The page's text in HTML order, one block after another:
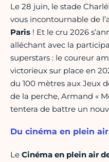
Le 28 juin, le stade
vous incontournable de
Paris ! Et le cru 2026
alléchant avec la
superstars : le coureur
victorieux sur place en
du 100 mètres aux Jeux
de la perche, Armand «
tentera de battre un
Du cinéma en plein air
Le Cinéma en plein air